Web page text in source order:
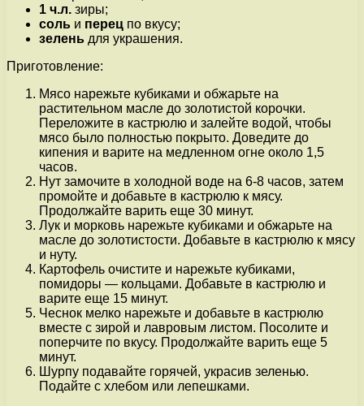
1 ч.л. зиры;
соль и перец по вкусу;
зелень для украшения.
Приготовление:
Мясо нарежьте кубиками и обжарьте на
растительном масле до золотистой корочки.
Переложите в кастрюлю и залейте водой, чтобы
мясо было полностью покрыто. Доведите до
кипения и варите на медленном огне около 1,5
часов.
Нут замочите в холодной воде на 6-8 часов, затем
промойте и добавьте в кастрюлю к мясу.
Продолжайте варить еще 30 минут.
Лук и морковь нарежьте кубиками и обжарьте на
масле до золотистости. Добавьте в кастрюлю к мясу
и нуту.
Картофель очистите и нарежьте кубиками,
помидоры — кольцами. Добавьте в кастрюлю и
варите еще 15 минут.
Чеснок мелко нарежьте и добавьте в кастрюлю
вместе с зирой и лавровым листом. Посолите и
поперчите по вкусу. Продолжайте варить еще 5
минут.
Шурпу подавайте горячей, украсив зеленью.
Подайте с хлебом или лепешками.